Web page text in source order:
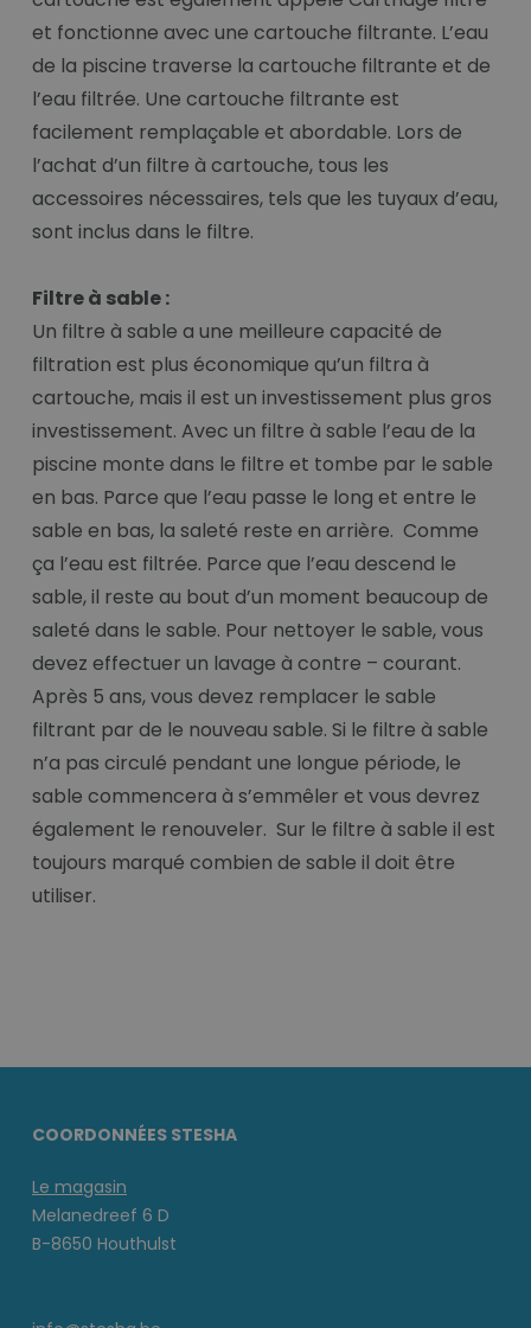
et fonctionne avec une cartouche filtrante. L’eau
de la piscine traverse la cartouche filtrante et de
l’eau filtrée. Une cartouche filtrante est
facilement remplaçable et abordable. Lors de
l’achat d’un filtre à cartouche, tous les
accessoires nécessaires, tels que les tuyaux d’eau,
sont inclus dans le filtre.
Filtre à sable :
Un filtre à sable a une meilleure capacité de
filtration est plus économique qu’un filtra à
cartouche, mais il est un investissement plus gros
investissement. Avec un filtre à sable l’eau de la
piscine monte dans le filtre et tombe par le sable
en bas. Parce que l’eau passe le long et entre le
sable en bas, la saleté reste en arrière. Comme
ça l’eau est filtrée. Parce que l’eau descend le
sable, il reste au bout d’un moment beaucoup de
saleté dans le sable. Pour nettoyer le sable, vous
devez effectuer un lavage à contre – courant.
Après 5 ans, vous devez remplacer le sable
filtrant par de le nouveau sable. Si le filtre à sable
n’a pas circulé pendant une longue période, le
sable commencera à s’emmêler et vous devrez
également le renouveler. Sur le filtre à sable il est
toujours marqué combien de sable il doit être
utiliser.
COORDONNÉES STESHA
Le magasin
Melanedreef 6 D
B-8650 Houthulst